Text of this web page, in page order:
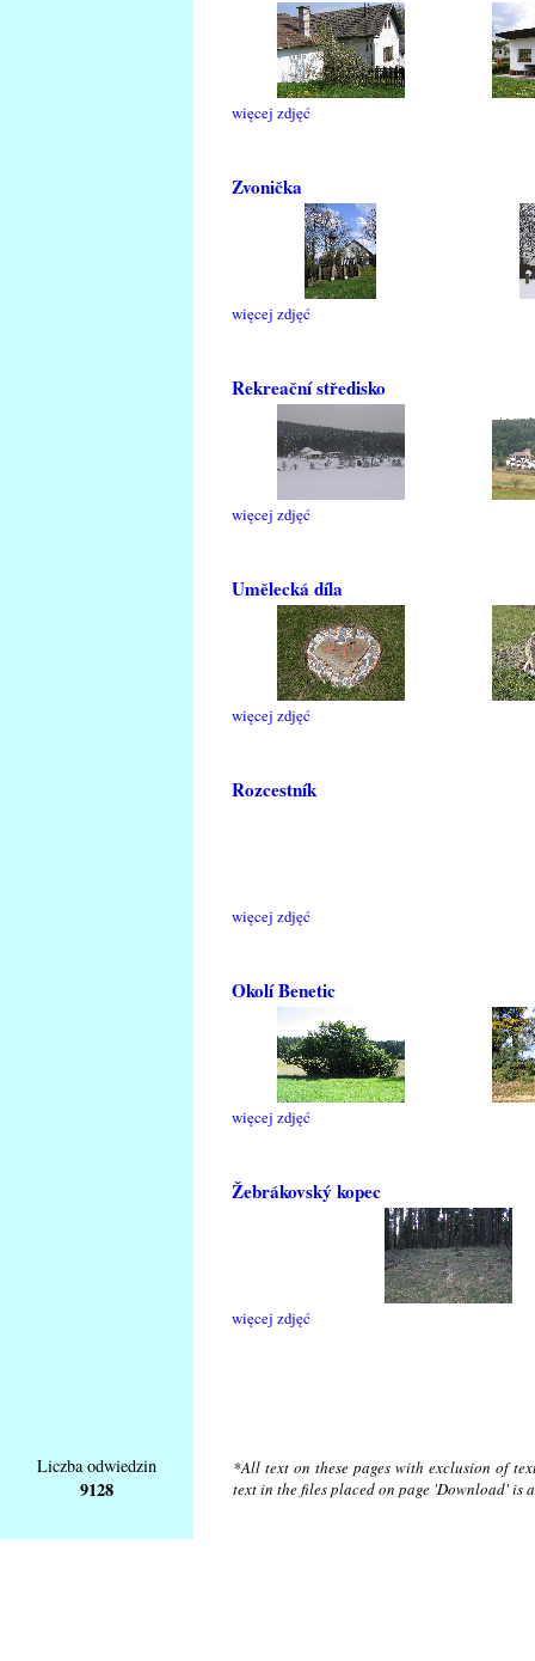
więcej zdjęć
Zvonička
więcej zdjęć
Rekreační středisko
więcej zdjęć
Umělecká díla
więcej zdjęć
Rozcestník
więcej zdjęć
Okolí Benetic
więcej zdjęć
Žebrákovský kopec
więcej zdjęć
Liczba odwiedzin
9128
*All text on these pages with exclusion of
text in the files placed on page 'Download'